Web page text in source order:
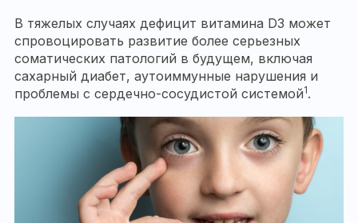
В тяжелых случаях дефицит витамина D3 может
спровоцировать развитие более серьезных
соматических патологий в будущем, включая
сахарный диабет, аутоиммунные нарушения и
проблемы с сердечно-сосудистой системой1.